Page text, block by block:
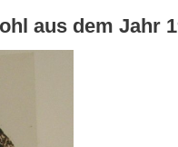
aus dem Jahr